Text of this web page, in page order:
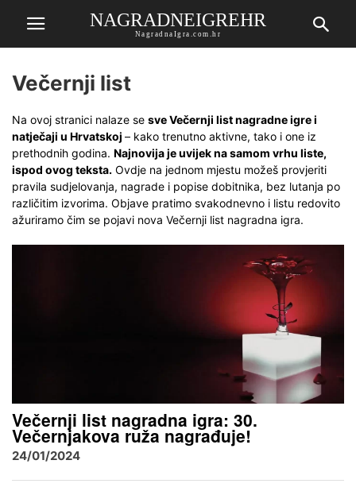
NAGRADNEIGREHR
NagradnaIgra.com.hr
Večernji list
Na ovoj stranici nalaze se sve Večernji list nagradne igre i
natječaji u Hrvatskoj – kako trenutno aktivne, tako i one iz
prethodnih godina. Najnovija je uvijek na samom vrhu liste,
ispod ovog teksta. Ovdje na jednom mjestu možeš provjeriti
pravila sudjelovanja, nagrade i popise dobitnika, bez lutanja po
različitim izvorima. Objave pratimo svakodnevno i listu redovito
ažuriramo čim se pojavi nova Večernji list nagradna igra.
Večernji list nagradna igra: 30.
Večernjakova ruža nagrađuje!
24/01/2024